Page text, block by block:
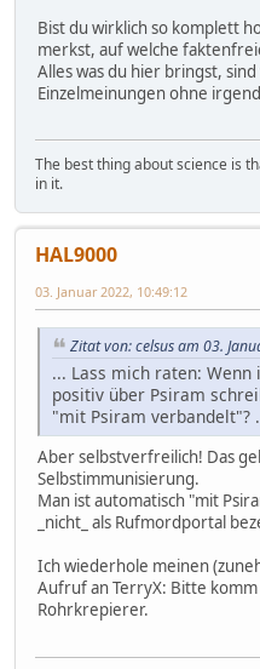
Bist du wirklich so komplett
merkst, auf welche
Alles was du hier bringst,
Einzelmeinungen ohne
The best thing about science is
in it.
HAL9000
03. Januar 2022, 10:49:12
Zitat von: celsus am 03.
... Lass mich raten: Wenn
positiv über Psiram
"mit Psiram verbandelt"?
Aber selbstverfreilich! Das
Selbstimmunisierung.
Man ist automatisch "mit
_nicht_ als Rufmordportal
Ich wiederhole meinen
Aufruf an TerryX: Bitte komm
Rohrkrepierer.